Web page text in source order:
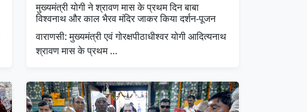
मुख्यमंत्री योगी ने श्रावण मास के प्रथम दिन बाबा
विश्वनाथ और काल भैरव मंदिर जाकर किया दर्शन-पूजन
वाराणसी: मुख्यमंत्री एवं गोरक्षपीठाधीश्वर योगी आदित्यनाथ
श्रावण मास के प्रथम …